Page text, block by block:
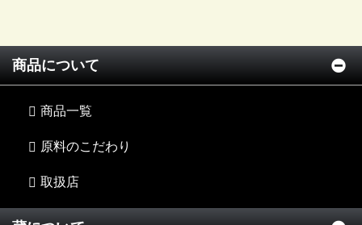
商品について
商品一覧
原料のこだわり
取扱店